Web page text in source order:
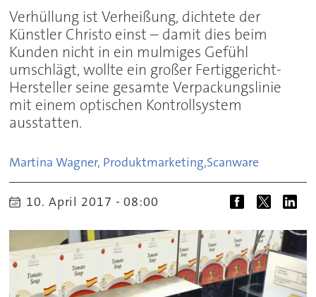
Verhüllung ist Verheißung, dichtete der
Künstler Christo einst – damit dies beim
Kunden nicht in ein mulmiges Gefühl
umschlägt, wollte ein großer Fertiggericht-
Hersteller seine gesamte Verpackungslinie
mit einem optischen Kontrollsystem
ausstatten.
Martina Wagner, Produktmarketing,Scanware
10. April 2017 - 08:00